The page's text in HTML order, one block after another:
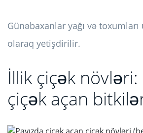
Günəbaxanlar yağı və
olaraq yetişdirilir.
İllik çiçək növləri:
çiçək açan